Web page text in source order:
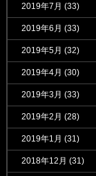
2019年7月 (33)
2019年6月 (33)
2019年5月 (32)
2019年4月 (30)
2019年3月 (33)
2019年2月 (28)
2019年1月 (31)
2018年12月 (31)